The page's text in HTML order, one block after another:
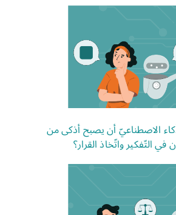
الاصطناعيّ أن يصبح أذكى من
في التّفكير واتّخاذ القرار؟